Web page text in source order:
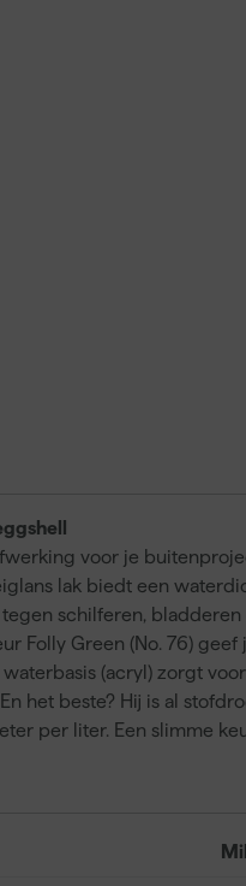
voor je
lak biedt een
schilferen,
Folly Green (No. 76)
(acryl) zorgt
het beste? Hij is al
per liter. Een slimme